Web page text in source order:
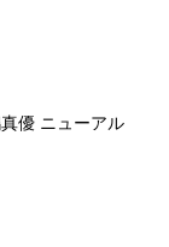
優 ニューアル